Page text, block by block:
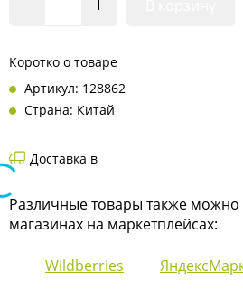
Коротко о товаре
Артикул: 128862
Страна: Китай
Доставка в
Различные товары также
магазинах на маркетплейсах:
Wildberries